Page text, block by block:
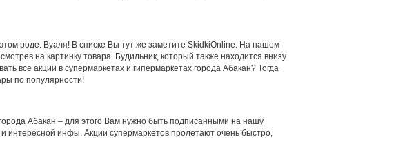
роде. Вуаля! В списке Вы тут же заметите SkidkiOnline. На нашем
на картинку товара. Будильник, который также находится внизу
все акции в супермаркетах и гипермаркетах города Абакан? Тогда
по популярности!
Абакан – для этого Вам нужно быть подписанными на нашу
интересной инфы. Акции супермаркетов пролетают очень быстро,